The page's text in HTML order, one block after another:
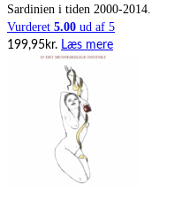
Sardinien i tiden 2000-2014.
Vurderet 5.00 ud af 5
199,95kr. Læs mere